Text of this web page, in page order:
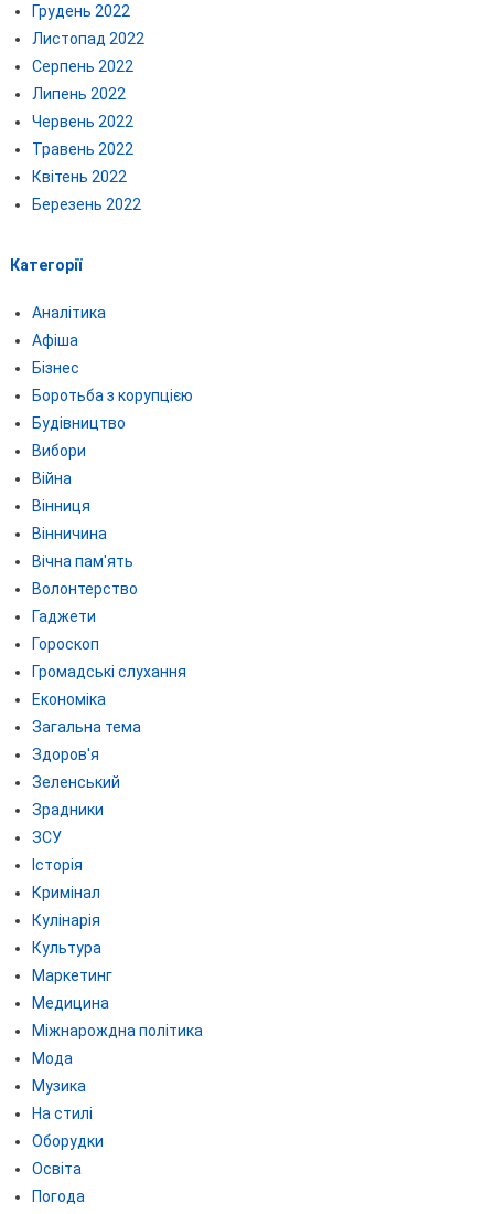
Грудень 2022
Листопад 2022
Серпень 2022
Липень 2022
Червень 2022
Травень 2022
Квітень 2022
Березень 2022
Категорії
Аналітика
Афіша
Бізнес
Боротьба з корупцією
Будівництво
Вибори
Війна
Вінниця
Вінничина
Вічна пам'ять
Волонтерство
Гаджети
Гороскоп
Громадські слухання
Економіка
Загальна тема
Здоров'я
Зеленський
Зрадники
ЗСУ
Історія
Кримінал
Кулінарія
Культура
Маркетинг
Медицина
Міжнарождна політика
Мода
Музика
На стилі
Оборудки
Освіта
Погода